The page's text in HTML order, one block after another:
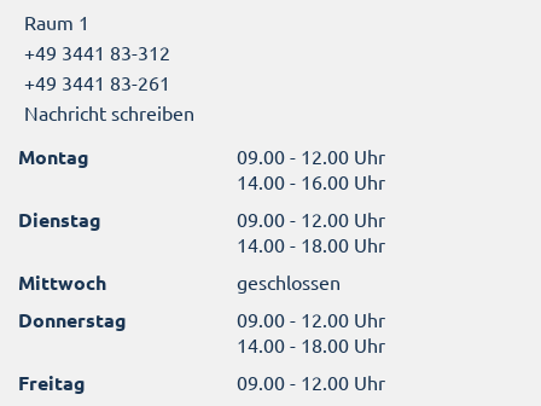
Raum 1
+49 3441 83-312
+49 3441 83-261
Nachricht schreiben
Montag
09.00 - 12.00 Uhr
14.00 - 16.00 Uhr
Dienstag
09.00 - 12.00 Uhr
14.00 - 18.00 Uhr
Mittwoch geschlossen
Donnerstag
09.00 - 12.00 Uhr
14.00 - 18.00 Uhr
Freitag 09.00 - 12.00 Uhr